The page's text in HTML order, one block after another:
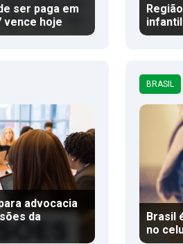
ser paga em
vence hoje
advocacia
da
BRASIL
Brasil
no